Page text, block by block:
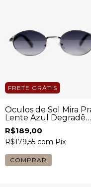
FRETE GRÁTIS
Óculos de Sol Mira
Lente Azul Degradê
Feminino
R$189,00
R$179,55 com Pix
COMPRAR